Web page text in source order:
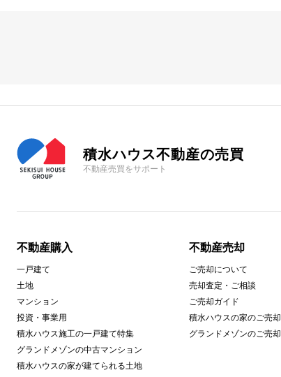
積水ハウス不動産の売買
不動産売買をサポート
不動産購入
一戸建て
土地
マンション
投資・事業用
積水ハウス施工の一戸建て特集
グランドメゾンの中古マンション
積水ハウスの家が建てられる土地
不動産売却
ご売却について
売却査定・ご相談
ご売却ガイド
積水ハウスの家のご売却
グランドメゾンのご売却